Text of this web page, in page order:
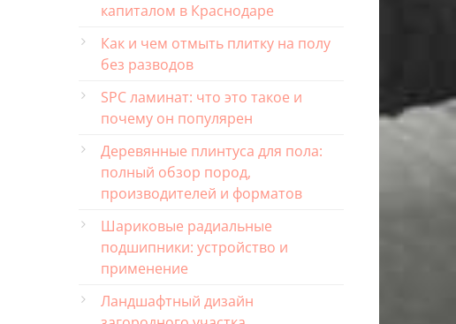
капиталом в Краснодаре
Как и чем отмыть плитку на полу
без разводов
SPC ламинат: что это такое и
почему он популярен
Деревянные плинтуса для пола:
полный обзор пород,
производителей и форматов
Шариковые радиальные
подшипники: устройство и
применение
Ландшафтный дизайн